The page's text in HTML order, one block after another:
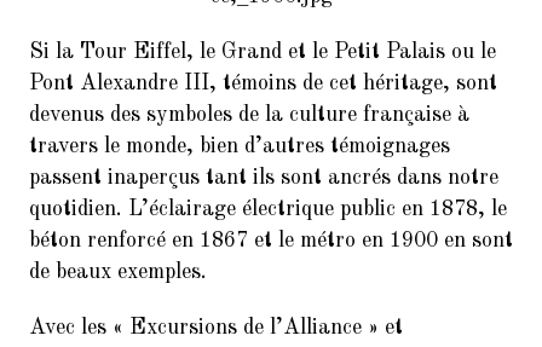
Si la Tour Eiffel, le Grand et le Petit Palais ou le
Pont Alexandre III, témoins de cet héritage, sont
devenus des symboles de la culture française à
travers le monde, bien d’autres témoignages
passent inaperçus tant ils sont ancrés dans notre
quotidien. L’éclairage électrique public en 1878, le
béton renforcé en 1867 et le métro en 1900 en sont
de beaux exemples.
Avec les « Excursions de l’Alliance » et